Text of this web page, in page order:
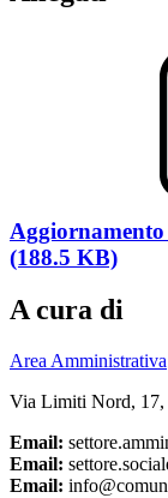
(188.5 KB)
A cura di
Area Amministrativa
Via Limiti Nord,
Email:
Email:
Email: